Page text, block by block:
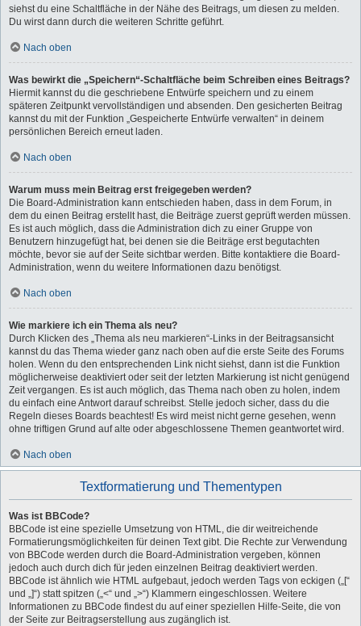
siehst du eine Schaltfläche in der Nähe des Beitrags, um diesen zu melden.
Du wirst dann durch die weiteren Schritte geführt.
Nach oben
Was bewirkt die „Speichern“-Schaltfläche beim Schreiben eines Beitrags?
Hiermit kannst du die geschriebene Entwürfe speichern und zu einem
späteren Zeitpunkt vervollständigen und absenden. Den gesicherten Beitrag
kannst du mit der Funktion „Gespeicherte Entwürfe verwalten“ in deinem
persönlichen Bereich erneut laden.
Nach oben
Warum muss mein Beitrag erst freigegeben werden?
Die Board-Administration kann entschieden haben, dass in dem Forum, in
dem du einen Beitrag erstellt hast, die Beiträge zuerst geprüft werden müssen.
Es ist auch möglich, dass die Administration dich zu einer Gruppe von
Benutzern hinzugefügt hat, bei denen sie die Beiträge erst begutachten
möchte, bevor sie auf der Seite sichtbar werden. Bitte kontaktiere die Board-
Administration, wenn du weitere Informationen dazu benötigst.
Nach oben
Wie markiere ich ein Thema als neu?
Durch Klicken des „Thema als neu markieren“-Links in der Beitragsansicht
kannst du das Thema wieder ganz nach oben auf die erste Seite des Forums
holen. Wenn du den entsprechenden Link nicht siehst, dann ist die Funktion
möglicherweise deaktiviert oder seit der letzten Markierung ist nicht genügend
Zeit vergangen. Es ist auch möglich, das Thema nach oben zu holen, indem
du einfach eine Antwort darauf schreibst. Stelle jedoch sicher, dass du die
Regeln dieses Boards beachtest! Es wird meist nicht gerne gesehen, wenn
ohne triftigen Grund auf alte oder abgeschlossene Themen geantwortet wird.
Nach oben
Textformatierung und Thementypen
Was ist BBCode?
BBCode ist eine spezielle Umsetzung von HTML, die dir weitreichende
Formatierungsmöglichkeiten für deinen Text gibt. Die Rechte zur Verwendung
von BBCode werden durch die Board-Administration vergeben, können
jedoch auch durch dich für jeden einzelnen Beitrag deaktiviert werden.
BBCode ist ähnlich wie HTML aufgebaut, jedoch werden Tags von eckigen („[“
und „]“) statt spitzen („<“ und „>“) Klammern eingeschlossen. Weitere
Informationen zu BBCode findest du auf einer speziellen Hilfe-Seite, die von
der Seite zur Beitragserstellung aus zugänglich ist.